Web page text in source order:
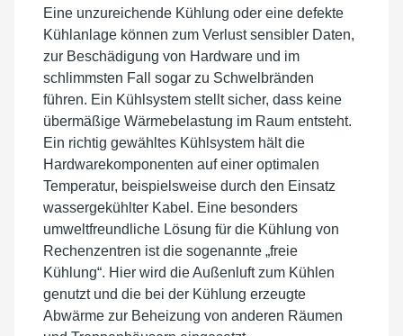
Eine unzureichende Kühlung oder eine defekte
Kühlanlage können zum Verlust sensibler Daten,
zur Beschädigung von Hardware und im
schlimmsten Fall sogar zu Schwelbränden
führen. Ein Kühlsystem stellt sicher, dass keine
übermäßige Wärmebelastung im Raum entsteht.
Ein richtig gewähltes Kühlsystem hält die
Hardwarekomponenten auf einer optimalen
Temperatur, beispielsweise durch den Einsatz
wassergekühlter Kabel. Eine besonders
umweltfreundliche Lösung für die Kühlung von
Rechenzentren ist die sogenannte „freie
Kühlung“. Hier wird die Außenluft zum Kühlen
genutzt und die bei der Kühlung erzeugte
Abwärme zur Beheizung von anderen Räumen